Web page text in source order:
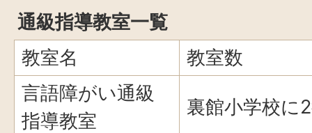
通級指導教室一覧
教室名
教室数
言語障がい通級
指導教室
裏館小学校に